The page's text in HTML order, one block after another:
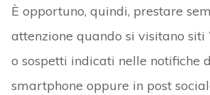
È opportuno, quindi, prestare
attenzione quando si visitano siti
o sospetti indicati nelle notifiche
smartphone oppure in post